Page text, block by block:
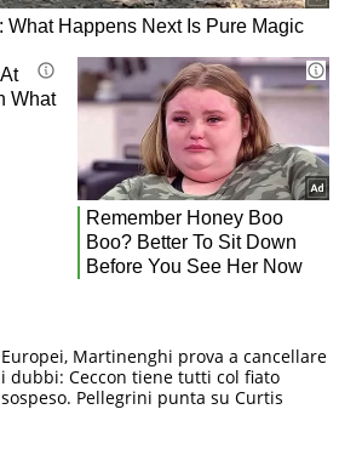
Europei, Martinenghi prova a cancellare
i dubbi: Ceccon tiene tutti col fiato
sospeso. Pellegrini punta su Curtis